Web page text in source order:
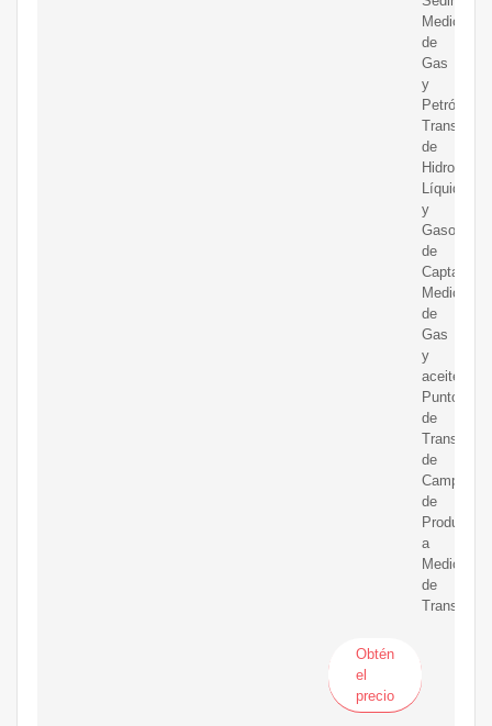
Medición
de
Gas
y
Petróleo.
Transporte
de
Líquidos
y
de
Captación.
Medición
de
Gas
y
aceiteen
Puntos
de
de
Campos
de
Producción
a
Medios
de
Transporte
Obtén
el
precio